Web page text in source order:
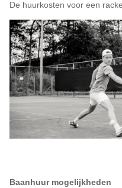
De huurkosten voor een
Baanhuur mogelijkheden